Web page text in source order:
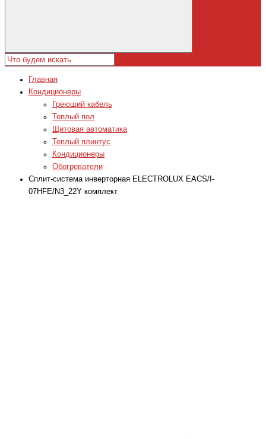
Главная
Кондиционеры
Греющий кабель
Теплый пол
Щитовая автоматика
Теплый плинтус
Кондиционеры
Обогреватели
Сплит-система инверторная ELECTROLUX EACS/I-
07HFE/N3_22Y комплект